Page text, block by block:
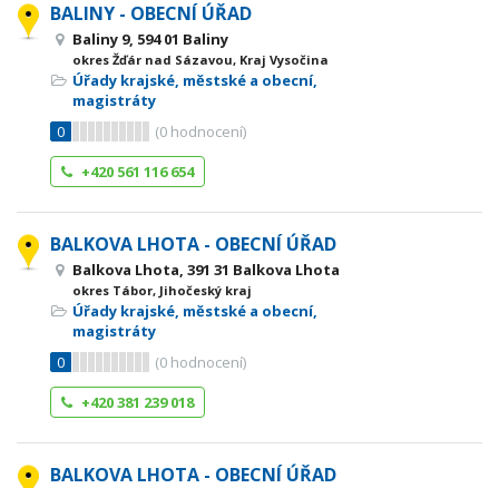
BALINY - OBECNÍ ÚŘAD
Baliny 9, 594 01 Baliny
okres Žďár nad Sázavou, Kraj Vysočina
Úřady krajské, městské a obecní,
magistráty
0
(0 hodnocení)
+420 561 116 654
BALKOVA LHOTA - OBECNÍ ÚŘAD
Balkova Lhota, 391 31 Balkova Lhota
okres Tábor, Jihočeský kraj
Úřady krajské, městské a obecní,
magistráty
0
(0 hodnocení)
+420 381 239 018
BALKOVA LHOTA - OBECNÍ ÚŘAD